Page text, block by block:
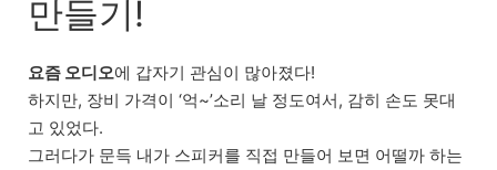
만들기!
요즘 오디오에 갑자기 관심이 많아졌다!
하지만, 장비 가격이 ‘억~’소리 날 정도여서, 감히 손도 못대
고 있었다.
그러다가 문득 내가 스피커를 직접 만들어 보면 어떨까 하는